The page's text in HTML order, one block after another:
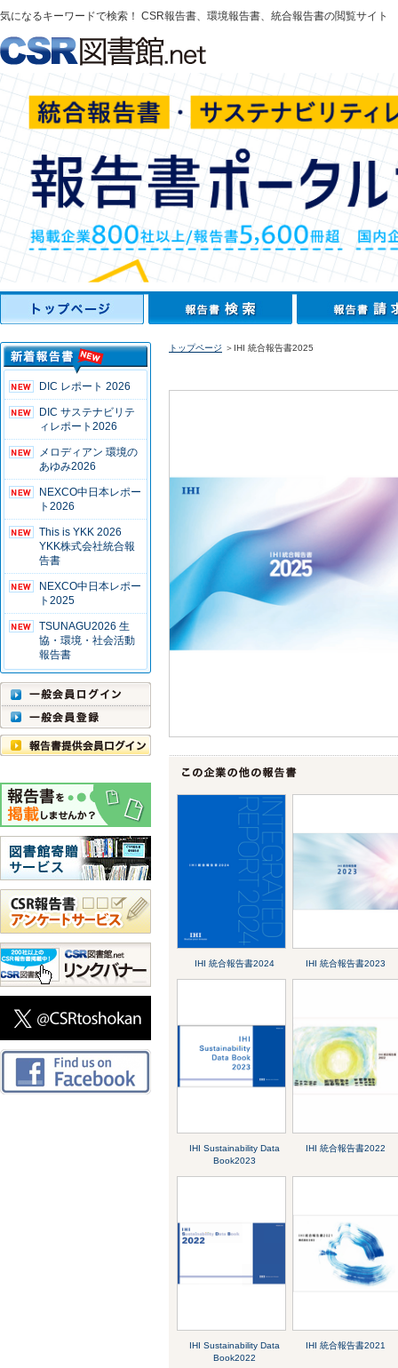
気になるキーワードで検索！ CSR報告書、環境報告書、統合報告書の閲覧サイト
DIC レポート 2026
DIC サステナビリテ
ィレポート2026
メロディアン 環境の
あゆみ2026
NEXCO中日本レポー
ト2026
This is YKK 2026
YKK株式会社統合報
告書
NEXCO中日本レポー
ト2025
TSUNAGU2026 生
協・環境・社会活動
報告書
トップページ ＞IHI 統合報告書2025
IHI 統合報告書2024 IHI 統合報告書2023
IHI Sustainability Data
Book2023
IHI 統合報告書2022
IHI Sustainability Data
Book2022
IHI 統合報告書2021